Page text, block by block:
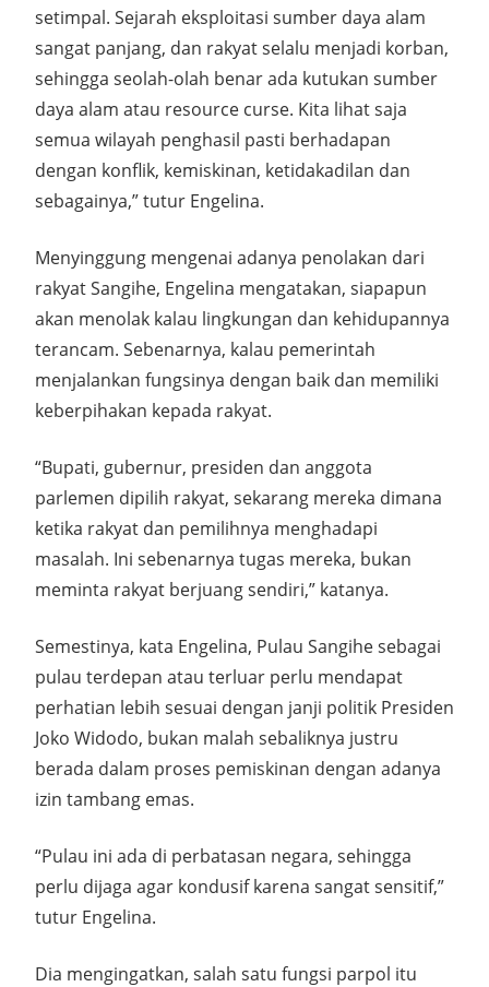
setimpal. Sejarah eksploitasi sumber daya alam
sangat panjang, dan rakyat selalu menjadi korban,
sehingga seolah-olah benar ada kutukan sumber
daya alam atau resource curse. Kita lihat saja
semua wilayah penghasil pasti berhadapan
dengan konflik, kemiskinan, ketidakadilan dan
sebagainya,” tutur Engelina.
Menyinggung mengenai adanya penolakan dari
rakyat Sangihe, Engelina mengatakan, siapapun
akan menolak kalau lingkungan dan kehidupannya
terancam. Sebenarnya, kalau pemerintah
menjalankan fungsinya dengan baik dan memiliki
keberpihakan kepada rakyat.
“Bupati, gubernur, presiden dan anggota
parlemen dipilih rakyat, sekarang mereka dimana
ketika rakyat dan pemilihnya menghadapi
masalah. Ini sebenarnya tugas mereka, bukan
meminta rakyat berjuang sendiri,” katanya.
Semestinya, kata Engelina, Pulau Sangihe sebagai
pulau terdepan atau terluar perlu mendapat
perhatian lebih sesuai dengan janji politik Presiden
Joko Widodo, bukan malah sebaliknya justru
berada dalam proses pemiskinan dengan adanya
izin tambang emas.
“Pulau ini ada di perbatasan negara, sehingga
perlu dijaga agar kondusif karena sangat sensitif,”
tutur Engelina.
Dia mengingatkan, salah satu fungsi parpol itu